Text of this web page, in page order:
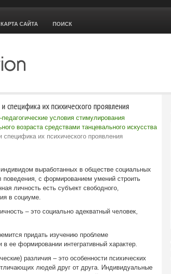
КАРТА САЙТА ПОИСК
их психического проявления
условия стимулирования
возраста средствами танцевального искусства
их психического проявления
выработанных в обществе социальных
с формированием умений строить
личность есть субъект свободного,
в социуме.
– это социально адекватный человек,
придать изучению проблеме
ее формировании интегративный характер.
различия – это особенности психических
людей друг от друга. Индивидуальные